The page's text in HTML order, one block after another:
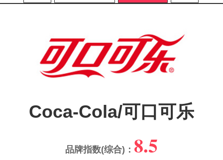
Coca-Cola/可口可乐
品牌指数(综合)： 8.5